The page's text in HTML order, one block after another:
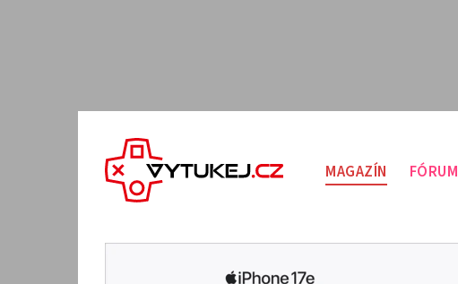
MAGAZÍN FÓRUM